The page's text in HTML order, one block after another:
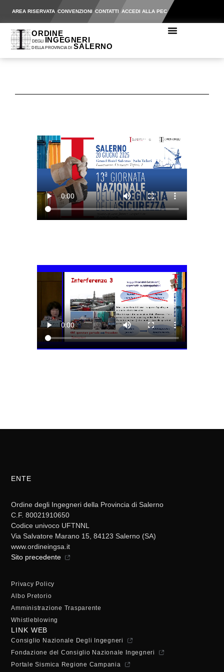
AREA RISERVATA CONVENZIONI CONTATTI ACCEDI ALLA PEC
ENTE
Ordine degli Ingegneri della Provincia di Salerno
C.F. 80021910650
Codice univoco UFTNNL
Via Salvatore Marano 15, 84123 Salerno (SA)
www.ordineingsa.it
Sito precedente
Privacy Policy
Albo Pretorio
Amministrazione Trasparente
Whistleblowing
LINK WEB
Consiglio Nazionale Degli Ingegneri
Fondazione del Consiglio Nazionale Ingegneri
Portale Sismica Regione Campania